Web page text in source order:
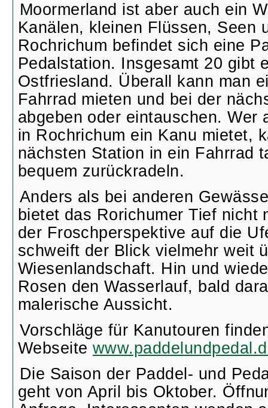
Moormerland ist aber auch ein
Kanälen, kleinen Flüssen, Seen
Rochrichum befindet sich eine
Pedalstation. Insgesamt 20 gibt
Ostfriesland. Überall kann man
Fahrrad mieten und bei der
abgeben oder eintauschen. Wer
in Rochrichum ein Kanu mietet,
nächsten Station in ein Fahrrad
bequem zurückradeln.
Anders als bei anderen
bietet das Rorichumer Tief nicht
der Froschperspektive auf die
schweift der Blick vielmehr weit
Wiesenlandschaft. Hin und
Rosen den Wasserlauf, bald
malerische Aussicht.
Vorschläge für Kanutouren
Webseite
Die Saison der Paddel- und
geht von April bis Oktober.